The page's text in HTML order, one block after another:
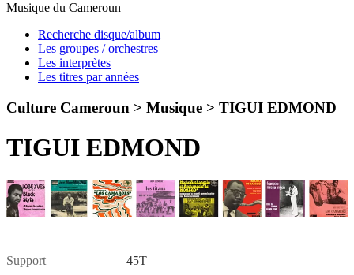
Musique du Cameroun
Recherche disque/album
Les groupes / orchestres
Les interprètes
Les titres par années
Culture Cameroun > Musique > TIGUI EDMOND
TIGUI EDMOND
Support
45T